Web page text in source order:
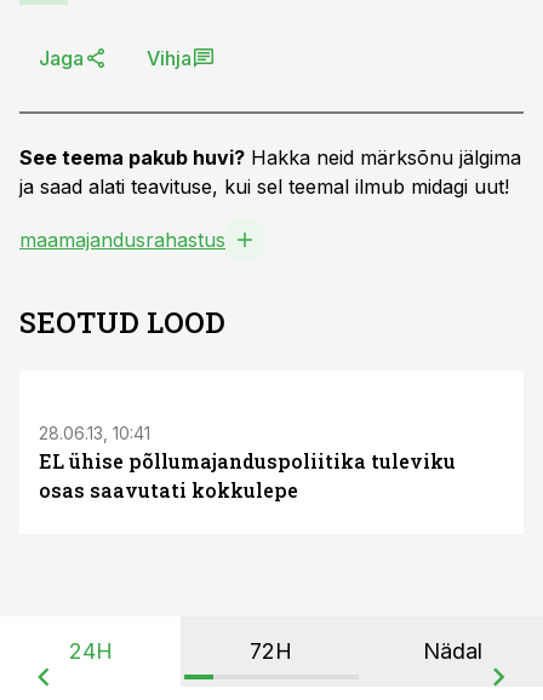
Jaga Vihja
See teema pakub huvi? Hakka neid märksõnu jälgima
ja saad alati teavituse, kui sel teemal ilmub midagi uut!
maamajandusrahastus
SEOTUD LOOD
28.06.13, 10:41
EL ühise põllumajanduspoliitika tuleviku
osas saavutati kokkulepe
24H 72H Nädal